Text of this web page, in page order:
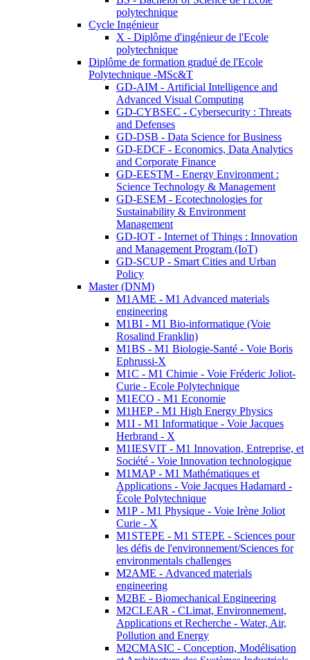
polytechnique
Cycle Ingénieur
X - Diplôme d'ingénieur de l'Ecole
polytechnique
Diplôme de formation gradué de l'Ecole
Polytechnique -MSc&T
GD-AIM - Artificial Intelligence and
Advanced Visual Computing
GD-CYBSEC - Cybersecurity : Threats
and Defenses
GD-DSB - Data Science for Business
GD-EDCF - Economics, Data Analytics
and Corporate Finance
GD-EESTM - Energy Environment :
Science Technology & Management
GD-ESEM - Ecotechnologies for
Sustainability & Environment
Management
GD-IOT - Internet of Things : Innovation
and Management Program (IoT)
GD-SCUP - Smart Cities and Urban
Policy
Master (DNM)
M1AME - M1 Advanced materials
engineering
M1BI - M1 Bio-informatique (Voie
Rosalind Franklin)
M1BS - M1 Biologie-Santé - Voie Boris
Ephrussi-X
M1C - M1 Chimie - Voie Fréderic Joliot-
Curie - Ecole Polytechnique
M1ECO - M1 Economie
M1HEP - M1 High Energy Physics
M1I - M1 Informatique - Voie Jacques
Herbrand - X
M1IESVIT - M1 Innovation, Entreprise, et
Société - Voie Innovation technologique
M1MAP - M1 Mathématiques et
Applications - Voie Jacques Hadamard -
École Polytechnique
M1P - M1 Physique - Voie Irène Joliot
Curie - X
M1STEPE - M1 STEPE - Sciences pour
les défis de l'environnement/Sciences for
environmentals challenges
M2AME - Advanced materials
engineering
M2BE - Biomechanical Engineering
M2CLEAR - CLimat, Environnement,
Applications et Recherche - Water, Air,
Pollution and Energy
M2CMASIC - Conception, Modélisation